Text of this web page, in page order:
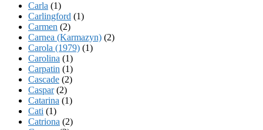
Carla (1)
Carlingford (1)
Carmen (2)
Carnea (Karmazyn) (2)
Carola (1979) (1)
Carolina (1)
Carpatin (1)
Cascade (2)
Caspar(2)
Catarina (1)
Cati (1)
Catriona (2)